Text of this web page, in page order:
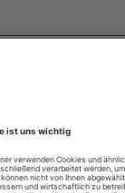
die
Abo
Online-Archiv
ePaper der